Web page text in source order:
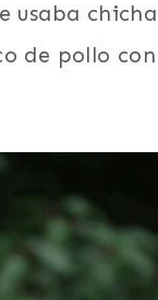
de pollo